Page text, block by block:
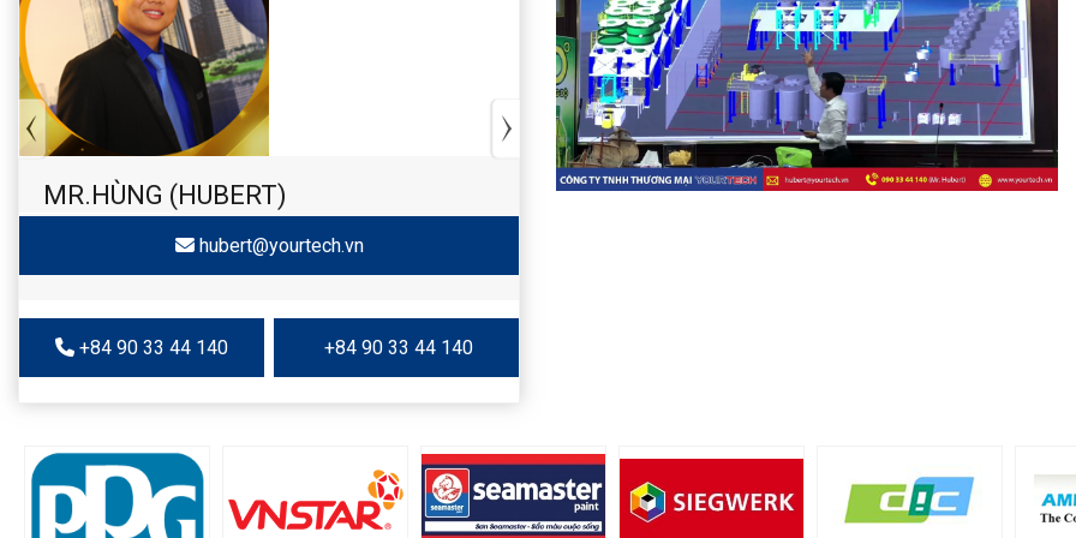
MR.HÙNG (HUBERT)
hubert@yourtech.vn
+84 90 33 44 140 +84 90 33 44 140
+84 90 33 44 062 +84 90 33 44 062